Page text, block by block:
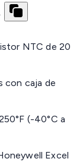
NTC de 20
con caja de
(-40°C a
Excel